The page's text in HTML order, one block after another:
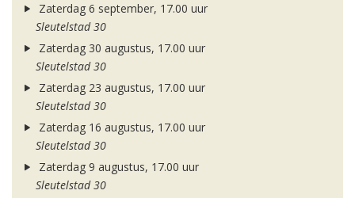
Zaterdag 6 september, 17.00 uur
Sleutelstad 30
Zaterdag 30 augustus, 17.00 uur
Sleutelstad 30
Zaterdag 23 augustus, 17.00 uur
Sleutelstad 30
Zaterdag 16 augustus, 17.00 uur
Sleutelstad 30
Zaterdag 9 augustus, 17.00 uur
Sleutelstad 30